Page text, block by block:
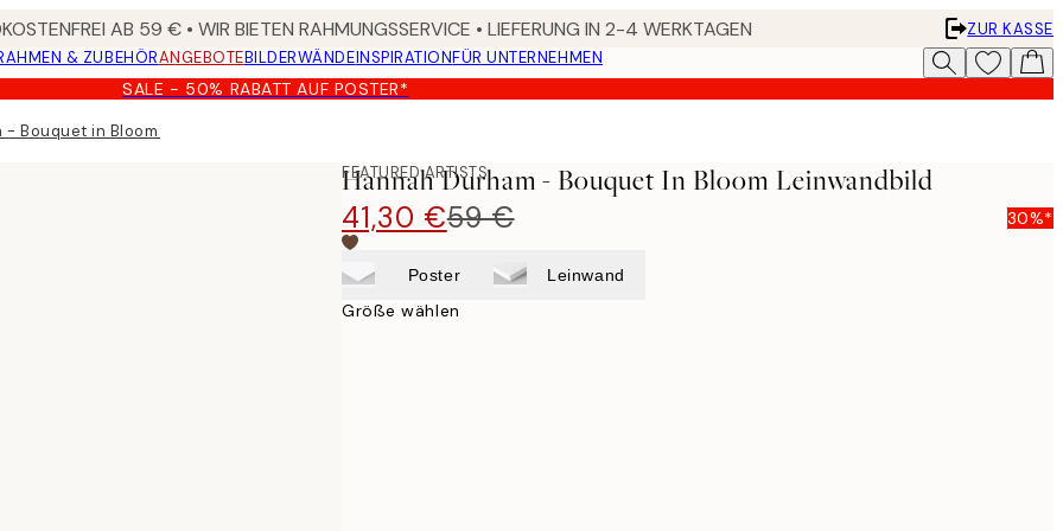
AB 59 € • WIR BIETEN RAHMUNGSSERVICE • LIEFERUNG IN 2-4 WERKTAGEN
ZUR KASSE
& ZUBEHÖRANGEBOTEBILDERWÄNDEINSPIRATIONFÜR UNTERNEHMEN
SALE - 50% RABATT AUF POSTER*
- Bouquet in Bloom Leinwandbild
FEATURED ARTISTS
Hannah Durham - Bouquet In Bloom Leinwandbild
41,30 €59 € 30%*
Poster Leinwand
Größe wählen